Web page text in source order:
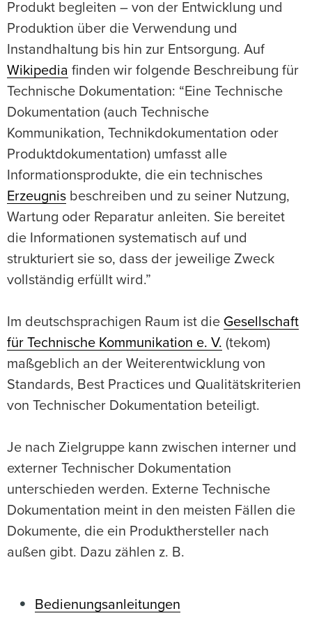
Produkt begleiten – von der Entwicklung und
Produktion über die Verwendung und
Instandhaltung bis hin zur Entsorgung. Auf
Wikipedia finden wir folgende Beschreibung für
Technische Dokumentation: “Eine Technische
Dokumentation (auch Technische
Kommunikation, Technikdokumentation oder
Produktdokumentation) umfasst alle
Informationsprodukte, die ein technisches
Erzeugnis beschreiben und zu seiner Nutzung,
Wartung oder Reparatur anleiten. Sie bereitet
die Informationen systematisch auf und
strukturiert sie so, dass der jeweilige Zweck
vollständig erfüllt wird.”
Im deutschsprachigen Raum ist die Gesellschaft
für Technische Kommunikation e. V. (tekom)
maßgeblich an der Weiterentwicklung von
Standards, Best Practices und Qualitätskriterien
von Technischer Dokumentation beteiligt.
Je nach Zielgruppe kann zwischen interner und
externer Technischer Dokumentation
unterschieden werden. Externe Technische
Dokumentation meint in den meisten Fällen die
Dokumente, die ein Produkthersteller nach
außen gibt. Dazu zählen z. B.
Bedienungsanleitungen